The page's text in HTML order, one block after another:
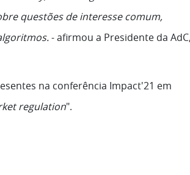
questões de interesse comum,
- afirmou a Presidente da AdC,
na conferência Impact'21 em
regulation".